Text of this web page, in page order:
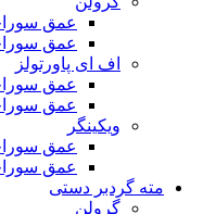
عمق سوراخکاری
عمق سوراخکاری
اف ای پاورتولز
عمق سوراخکاری
عمق سوراخکاری
ویکینگر
عمق سوراخکاری
عمق سوراخکاری
مته گردبر دستی
گرولن